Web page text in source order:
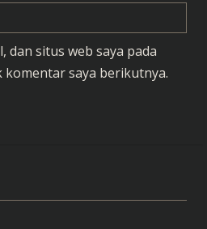
dan situs web saya pada
saya berikutnya.